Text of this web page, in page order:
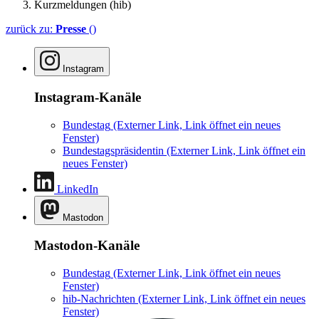
Kurzmeldungen (hib)
zurück zu: Presse ()
Instagram
Instagram-Kanäle
Bundestag (Externer Link, Link öffnet ein neues
Fenster)
Bundestagspräsidentin (Externer Link, Link öffnet ein
neues Fenster)
LinkedIn
Mastodon
Mastodon-Kanäle
Bundestag (Externer Link, Link öffnet ein neues
Fenster)
hib-Nachrichten (Externer Link, Link öffnet ein neues
Fenster)